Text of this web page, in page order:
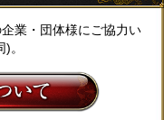
業・団体様にご協力い
。